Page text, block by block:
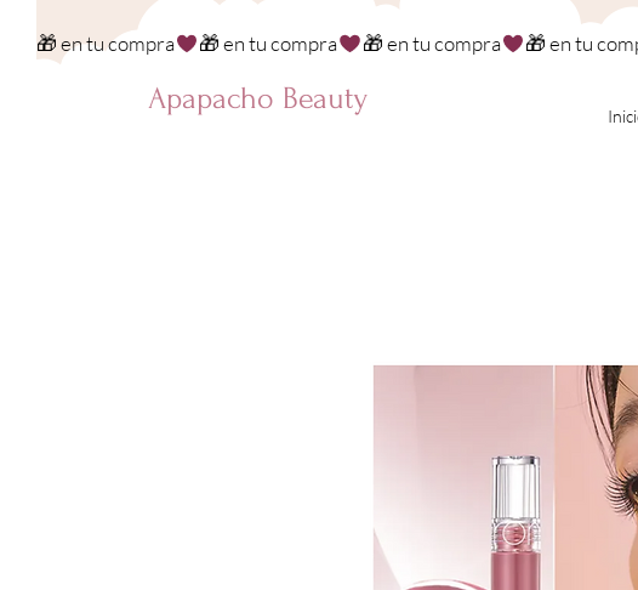
🎁 en tu compra
Apapacho Beauty